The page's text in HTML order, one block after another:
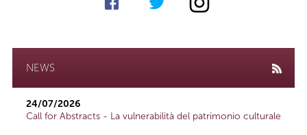
NEWS
24/07/2026
Call for Abstracts - La vulnerabilità del patrimonio culturale